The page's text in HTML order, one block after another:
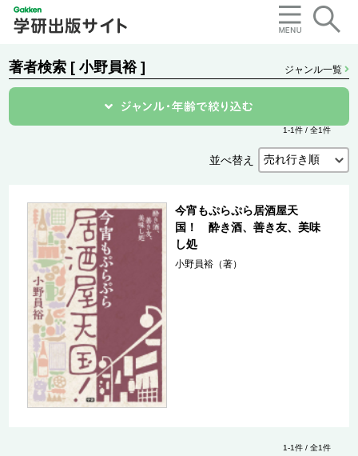
著者検索 [ 小野員裕 ] ジャンル一覧
1-1件 / 全1件
並べ替え
今宵もぷらぷら居酒屋天
国！ 酔き酒、善き友、美味
し処
小野員裕（著）
1-1件 / 全1件